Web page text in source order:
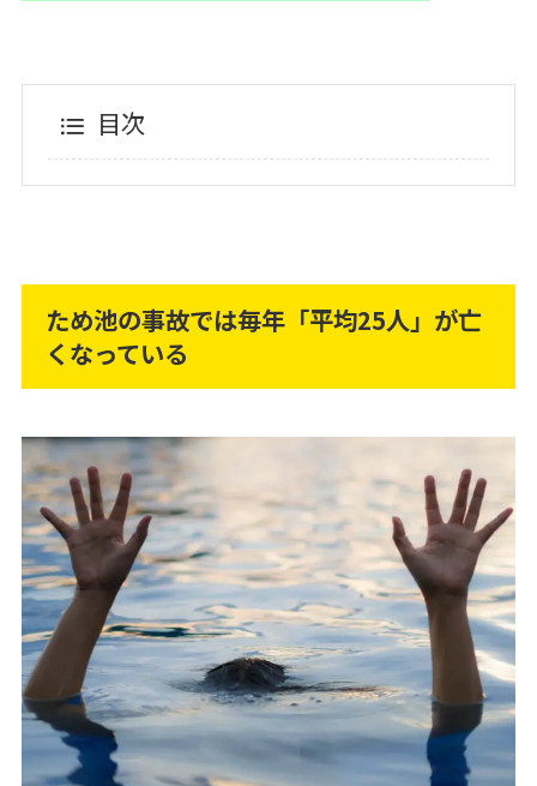
目次
ため池の事故では毎年「平均25人」が亡
くなっている